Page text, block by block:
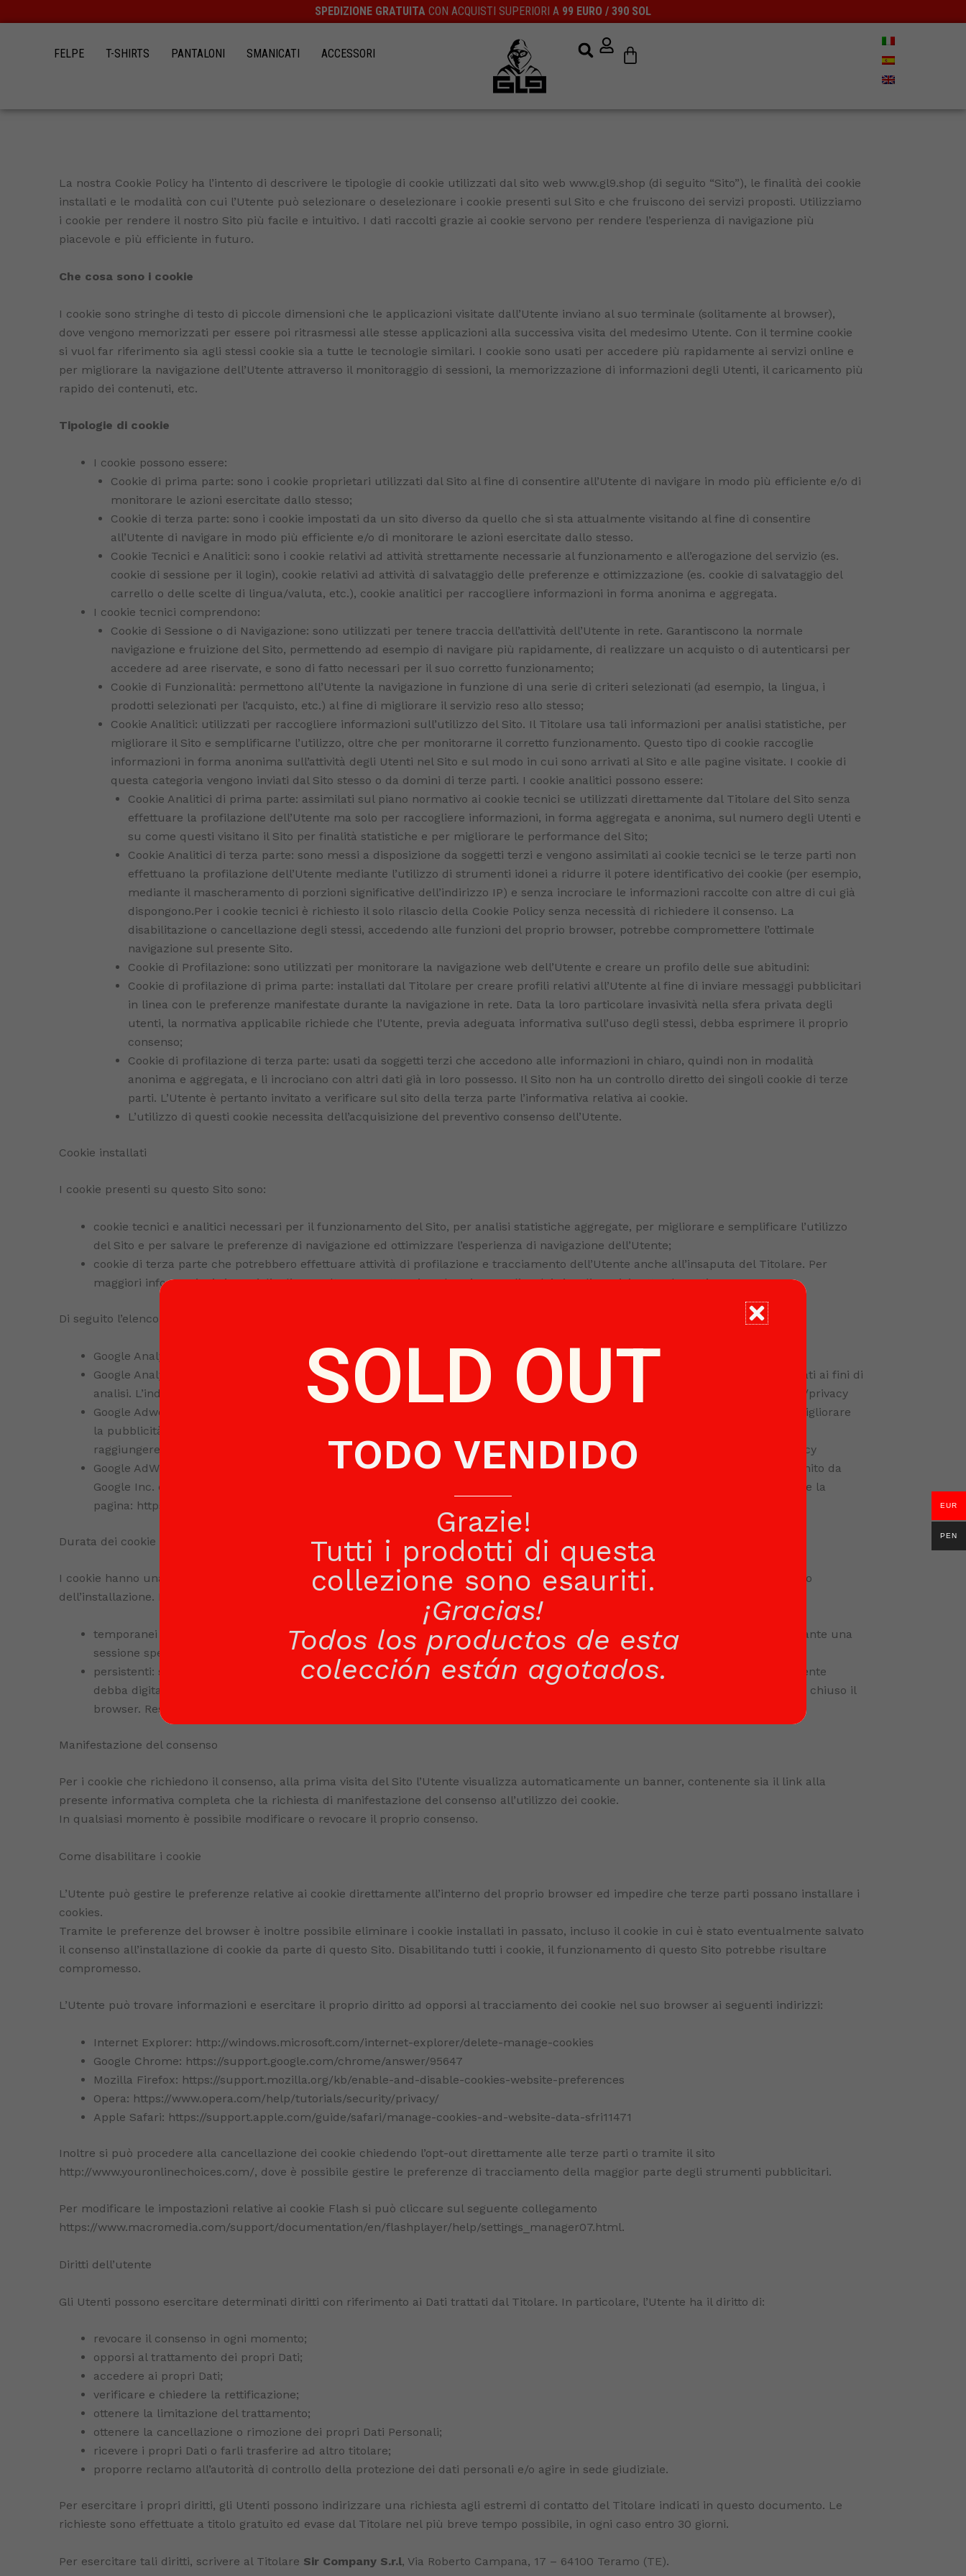
al
contenuto
SPEDIZIONE GRATUITA CON ACQUISTI SUPERIORI A 99 EURO / 390 SOL
FELPE T-SHIRTS PANTALONI SMANICATI ACCESSORI Carrello
La nostra Cookie Policy ha l’intento di descrivere le tipologie di cookie utilizzati dal sito web www.gl9.shop (di seguito “Sito”), le finalità dei cookie
installati e le modalità con cui l’Utente può selezionare o deselezionare i cookie presenti sul Sito e che fruiscono dei servizi proposti. Utilizziamo
i cookie per rendere il nostro Sito più facile e intuitivo. I dati raccolti grazie ai cookie servono per rendere l’esperienza di navigazione più
piacevole e più efficiente in futuro.
Che cosa sono i cookie
I cookie sono stringhe di testo di piccole dimensioni che le applicazioni visitate dall’Utente inviano al suo terminale (solitamente al browser),
dove vengono memorizzati per essere poi ritrasmessi alle stesse applicazioni alla successiva visita del medesimo Utente. Con il termine cookie
si vuol far riferimento sia agli stessi cookie sia a tutte le tecnologie similari. I cookie sono usati per accedere più rapidamente ai servizi online e
per migliorare la navigazione dell’Utente attraverso il monitoraggio di sessioni, la memorizzazione di informazioni degli Utenti, il caricamento più
rapido dei contenuti, etc.
Tipologie di cookie
I cookie possono essere:
Cookie di prima parte: sono i cookie proprietari utilizzati dal Sito al fine di consentire all’Utente di navigare in modo più efficiente e/o di
monitorare le azioni esercitate dallo stesso;
Cookie di terza parte: sono i cookie impostati da un sito diverso da quello che si sta attualmente visitando al fine di consentire
all’Utente di navigare in modo più efficiente e/o di monitorare le azioni esercitate dallo stesso.
Cookie Tecnici e Analitici: sono i cookie relativi ad attività strettamente necessarie al funzionamento e all’erogazione del servizio (es.
cookie di sessione per il login), cookie relativi ad attività di salvataggio delle preferenze e ottimizzazione (es. cookie di salvataggio del
carrello o delle scelte di lingua/valuta, etc.), cookie analitici per raccogliere informazioni in forma anonima e aggregata.
I cookie tecnici comprendono:
Cookie di Sessione o di Navigazione: sono utilizzati per tenere traccia dell’attività dell’Utente in rete. Garantiscono la normale
navigazione e fruizione del Sito, permettendo ad esempio di navigare più rapidamente, di realizzare un acquisto o di autenticarsi per
accedere ad aree riservate, e sono di fatto necessari per il suo corretto funzionamento;
Cookie di Funzionalità: permettono all’Utente la navigazione in funzione di una serie di criteri selezionati (ad esempio, la lingua, i
prodotti selezionati per l’acquisto, etc.) al fine di migliorare il servizio reso allo stesso;
Cookie Analitici: utilizzati per raccogliere informazioni sull’utilizzo del Sito. Il Titolare usa tali informazioni per analisi statistiche, per
migliorare il Sito e semplificarne l’utilizzo, oltre che per monitorarne il corretto funzionamento. Questo tipo di cookie raccoglie
informazioni in forma anonima sull’attività degli Utenti nel Sito e sul modo in cui sono arrivati al Sito e alle pagine visitate. I cookie di
questa categoria vengono inviati dal Sito stesso o da domini di terze parti. I cookie analitici possono essere:
Cookie Analitici di prima parte: assimilati sul piano normativo ai cookie tecnici se utilizzati direttamente dal Titolare del Sito senza
effettuare la profilazione dell’Utente ma solo per raccogliere informazioni, in forma aggregata e anonima, sul numero degli Utenti e
su come questi visitano il Sito per finalità statistiche e per migliorare le performance del Sito;
Cookie Analitici di terza parte: sono messi a disposizione da soggetti terzi e vengono assimilati ai cookie tecnici se le terze parti non
effettuano la profilazione dell’Utente mediante l’utilizzo di strumenti idonei a ridurre il potere identificativo dei cookie (per esempio,
mediante il mascheramento di porzioni significative dell’indirizzo IP) e senza incrociare le informazioni raccolte con altre di cui già
dispongono.Per i cookie tecnici è richiesto il solo rilascio della Cookie Policy senza necessità di richiedere il consenso. La
disabilitazione o cancellazione degli stessi, accedendo alle funzioni del proprio browser, potrebbe compromettere l’ottimale
navigazione sul presente Sito.
Cookie di Profilazione: sono utilizzati per monitorare la navigazione web dell’Utente e creare un profilo delle sue abitudini:
Cookie di profilazione di prima parte: installati dal Titolare per creare profili relativi all’Utente al fine di inviare messaggi pubblicitari
in linea con le preferenze manifestate durante la navigazione in rete. Data la loro particolare invasività nella sfera privata degli
utenti, la normativa applicabile richiede che l’Utente, previa adeguata informativa sull’uso degli stessi, debba esprimere il proprio
consenso;
Cookie di profilazione di terza parte: usati da soggetti terzi che accedono alle informazioni in chiaro, quindi non in modalità
anonima e aggregata, e li incrociano con altri dati già in loro possesso. Il Sito non ha un controllo diretto dei singoli cookie di terze
parti. L’Utente è pertanto invitato a verificare sul sito della terza parte l’informativa relativa ai cookie.
L’utilizzo di questi cookie necessita dell’acquisizione del preventivo consenso dell’Utente.
Cookie installati
I cookie presenti su questo Sito sono:
cookie tecnici e analitici necessari per il funzionamento del Sito, per analisi statistiche aggregate, per migliorare e semplificare l’utilizzo
del Sito e per salvare le preferenze di navigazione ed ottimizzare l’esperienza di navigazione dell’Utente;
cookie di terza parte che potrebbero effettuare attività di profilazione e tracciamento dell’Utente anche all’insaputa del Titolare. Per
maggiori informazioni si consiglia di consultare con attenzione le privacy policy dei singoli servizi sotto elencati.
Di seguito l’elenco dei cookie di terza parte presenti su questo Sito:
Google Analytics con IP anonimizzato
Google Analytics è un servizio fornito da Google Inc. che usa i cookie per misurare le visite al Sito e gli eventuali acquisti effettuati ai fini di
analisi. L’indirizzo IP degli Utenti verrà anonimizzato.Per maggiori informazioni, consultare la pagina: https://policies.google.com/privacy
Google Adwords RemarketingGoogle Adwords Remarketing è un servizio fornito da Google Inc. che usa i cookie per studiare e migliorare
la pubblicità, con azioni di remarketing, al fine di inviare all’Utente messaggi in linea con i propri interessi.Il remarketing aiuta a
raggiungere gli Utenti che hanno visitato il Sito.Per maggiori informazioni, consultare la pagina: https://policies.google.com/privacy
Google AdWords con monitoraggio conversioniIl monitoraggio delle conversioni di Google AdWords è un servizio di statistiche fornito da
Google Inc. che mostra che cosa accade dopo che un cliente ha fatto clic sui suoi annunci. Per maggiori informazioni, consultare la
pagina: https://policies.google.com/privacy
Durata dei cookie
I cookie hanno una durata dettata dalla data di scadenza o da un’azione specifica come la chiusura del browser impostata al momento
dell’installazione. I cookie possono essere:
temporanei o di sessione: sono utilizzati per archiviare informazioni temporanee, consentono di collegare le azioni eseguite durante una
sessione specifica e vengono rimossi dal computer alla chiusura del browser;
persistenti: sono utilizzati per archiviare informazioni, ad esempio il nome e la password di accesso, in modo da evitare che l’Utente
debba digitarli nuovamente ogni volta che visita un sito specifico. Questi rimangono memorizzati nel computer anche dopo aver chiuso il
browser. Resta ferma la possibilità dell’Utente di modificare le scelte prestate in ogni momento.
Manifestazione del consenso
Per i cookie che richiedono il consenso, alla prima visita del Sito l’Utente visualizza automaticamente un banner, contenente sia il link alla
presente informativa completa che la richiesta di manifestazione del consenso all’utilizzo dei cookie.
In qualsiasi momento è possibile modificare o revocare il proprio consenso.
Come disabilitare i cookie
L’Utente può gestire le preferenze relative ai cookie direttamente all’interno del proprio browser ed impedire che terze parti possano installare i
cookies.
Tramite le preferenze del browser è inoltre possibile eliminare i cookie installati in passato, incluso il cookie in cui è stato eventualmente salvato
il consenso all’installazione di cookie da parte di questo Sito. Disabilitando tutti i cookie, il funzionamento di questo Sito potrebbe risultare
compromesso.
L’Utente può trovare informazioni e esercitare il proprio diritto ad opporsi al tracciamento dei cookie nel suo browser ai seguenti indirizzi:
Internet Explorer: http://windows.microsoft.com/internet-explorer/delete-manage-cookies
Google Chrome: https://support.google.com/chrome/answer/95647
Mozilla Firefox: https://support.mozilla.org/kb/enable-and-disable-cookies-website-preferences
Opera: https://www.opera.com/help/tutorials/security/privacy/
Apple Safari: https://support.apple.com/guide/safari/manage-cookies-and-website-data-sfri11471
Inoltre si può procedere alla cancellazione dei cookie chiedendo l’opt-out direttamente alle terze parti o tramite il sito
http://www.youronlinechoices.com/, dove è possibile gestire le preferenze di tracciamento della maggior parte degli strumenti pubblicitari.
Per modificare le impostazioni relative ai cookie Flash si può cliccare sul seguente collegamento
https://www.macromedia.com/support/documentation/en/flashplayer/help/settings_manager07.html.
Diritti dell’utente
Gli Utenti possono esercitare determinati diritti con riferimento ai Dati trattati dal Titolare. In particolare, l’Utente ha il diritto di:
revocare il consenso in ogni momento;
opporsi al trattamento dei propri Dati;
accedere ai propri Dati;
verificare e chiedere la rettificazione;
ottenere la limitazione del trattamento;
ottenere la cancellazione o rimozione dei propri Dati Personali;
ricevere i propri Dati o farli trasferire ad altro titolare;
proporre reclamo all’autorità di controllo della protezione dei dati personali e/o agire in sede giudiziale.
Per esercitare i propri diritti, gli Utenti possono indirizzare una richiesta agli estremi di contatto del Titolare indicati in questo documento. Le
richieste sono effettuate a titolo gratuito ed evase dal Titolare nel più breve tempo possibile, in ogni caso entro 30 giorni.
Per esercitare tali diritti, scrivere al Titolare Sir Company S.r.l, Via Roberto Campana, 17 – 64100 Teramo (TE).
EUR
PEN
SOLD OUT
TODO VENDIDO
Grazie!
Tutti i prodotti di questa
collezione sono esauriti.
¡Gracias!
Todos los productos de esta
colección están agotados.